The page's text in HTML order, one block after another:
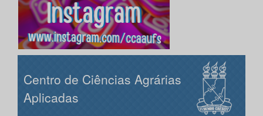
Centro de Ciências Agrárias
Aplicadas